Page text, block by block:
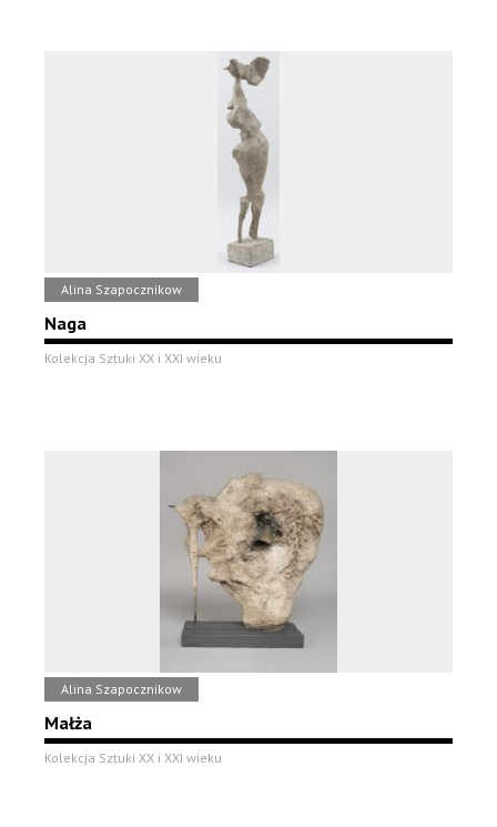
Alina Szapocznikow
Naga
Kolekcja Sztuki XX i XXI wieku
Alina Szapocznikow
Małża
Kolekcja Sztuki XX i XXI wieku